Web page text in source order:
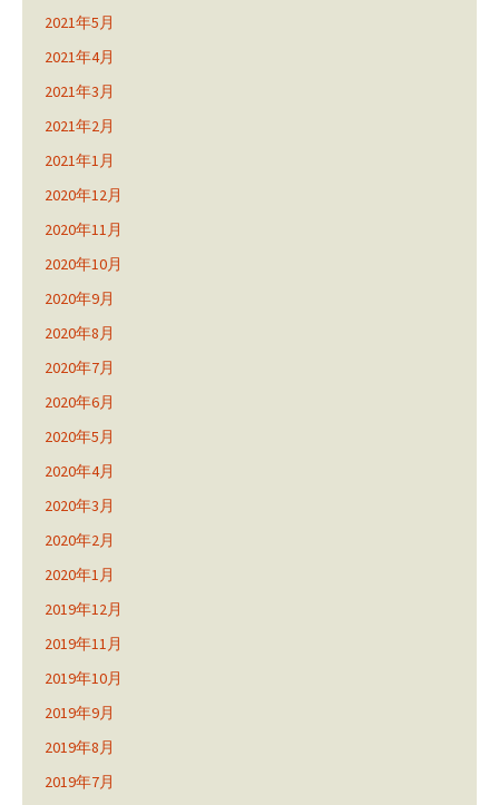
2021年5月
2021年4月
2021年3月
2021年2月
2021年1月
2020年12月
2020年11月
2020年10月
2020年9月
2020年8月
2020年7月
2020年6月
2020年5月
2020年4月
2020年3月
2020年2月
2020年1月
2019年12月
2019年11月
2019年10月
2019年9月
2019年8月
2019年7月